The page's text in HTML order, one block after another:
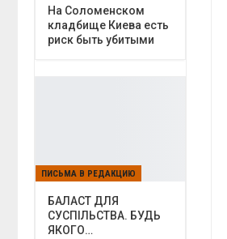
На Соломенском
кладбище Киева есть
риск быть убитыми
ПИСЬМА В РЕДАКЦИЮ
БАЛАСТ ДЛЯ
СУСПІЛЬСТВА. БУДЬ
ЯКОГО…